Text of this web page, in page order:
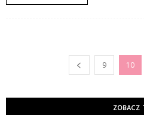
9 10
ZOBACZ